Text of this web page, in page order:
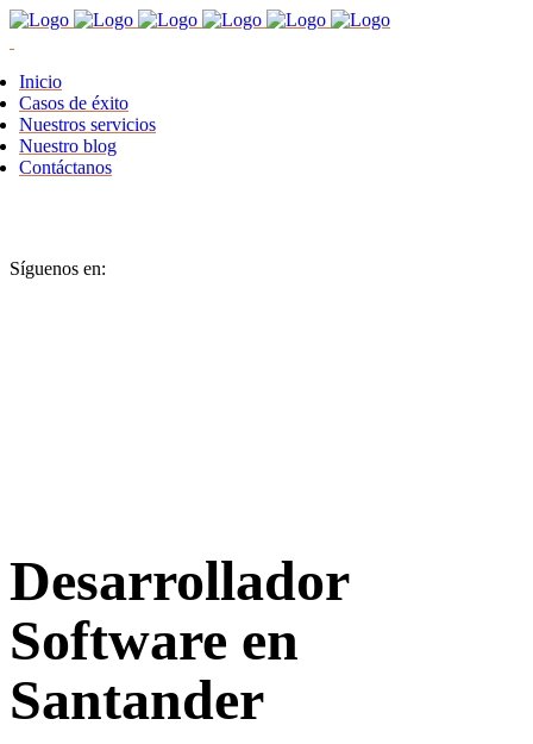
Inicio
Casos de éxito
Nuestros servicios
Nuestro blog
Contáctanos
Síguenos en:
Desarrollador
Software en
Santander